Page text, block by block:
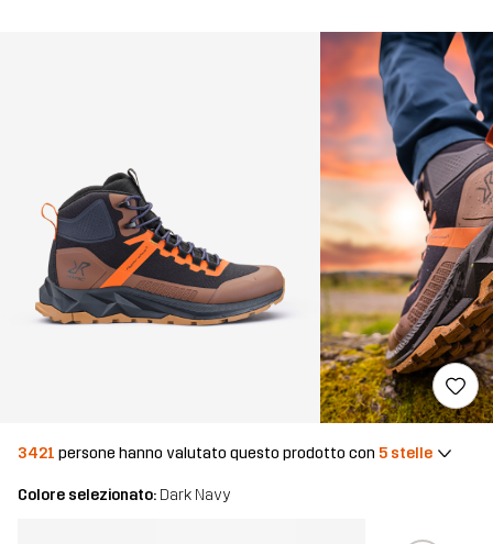
3421 persone hanno valutato questo prodotto con 5 stelle
Colore selezionato: Dark Navy